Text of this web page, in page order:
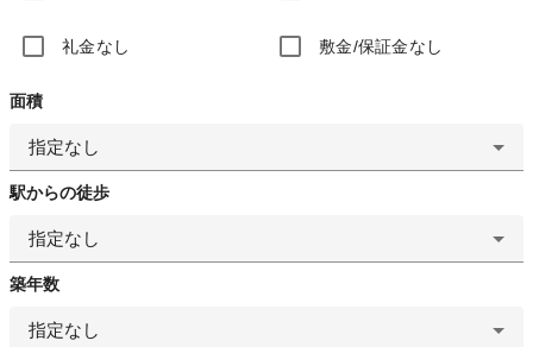
礼金なし 敷金/保証金なし
面積
指定なし
駅からの徒歩
指定なし
築年数
指定なし